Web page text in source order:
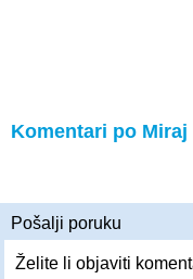
Komentari po Miraj
Pošalji poruku
Želite li objaviti